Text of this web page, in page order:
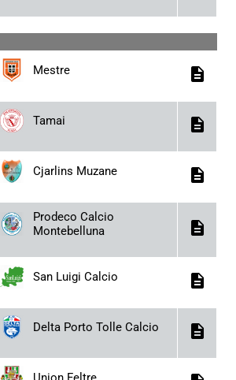
Mestre description
Tamai description
Cjarlins Muzane description
Prodeco Calcio
Montebelluna
description
San Luigi Calcio description
Delta Porto Tolle Calcio description